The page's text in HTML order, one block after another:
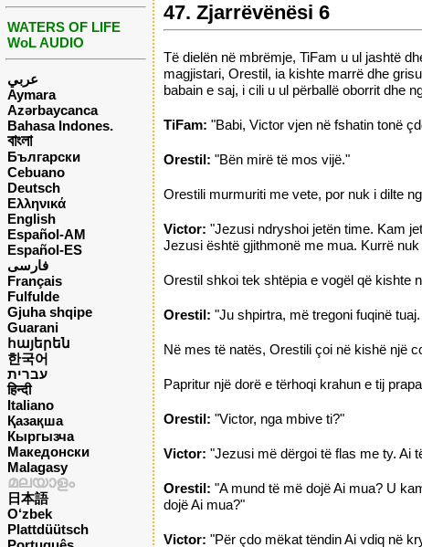
WATERS OF LIFE
WoL AUDIO
عربي
Aymara
Azərbaycanca
Bahasa Indones.
বাংলা
Български
Cebuano
Deutsch
Ελληνικά
English
Español-AM
Español-ES
فارسی
Français
Fulfulde
Gjuha shqipe
Guarani
հայերեն
한국어
עברית
हिन्दी
Italiano
Қазақша
Кыргызча
Македонски
Malagasy
മലയാളം
日本語
O‘zbek
Plattdüütsch
47. Zjarrëvënësi 6
Të dielën në mbrëmje, TiFam u ul jashtë
magjistari, Orestil, ia kishte marrë dhe
babain e saj, i cili u ul përballë oborrit dhe
TiFam: "Babi, Victor vjen në fshatin tonë
Orestil: "Bën mirë të mos vijë."
Orestili murmuriti me vete, por nuk i dilte
Victor: "Jezusi ndryshoi jetën time. Kam
Jezusi është gjithmonë me mua. Kurrë
Orestil shkoi tek shtëpia e vogël që kishte
Orestil: "Ju shpirtra, më tregoni fuqinë
Në mes të natës, Orestili çoi në kishë një
Papritur një dorë e tërhoqi krahun e tij
Orestil: "Victor, nga mbive ti?"
Victor: "Jezusi më dërgoi të flas me ty. Ai
Orestil: "A mund të më dojë Ai mua? U
dojë Ai mua?"
Victor: "Për çdo mëkat tëndin Ai vdiq në